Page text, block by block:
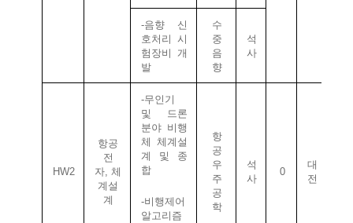
-음향
신
호처리 시
험장비 개
발
수
중
음
향
석
사
HW2
항공
전
자, 체
계설
계
-무인기
및
드론
분야 비행
체 체계설
계
및
종
합
항
공
우
주
공
학
석
사
0
대
전
-비행제어
알고리즘